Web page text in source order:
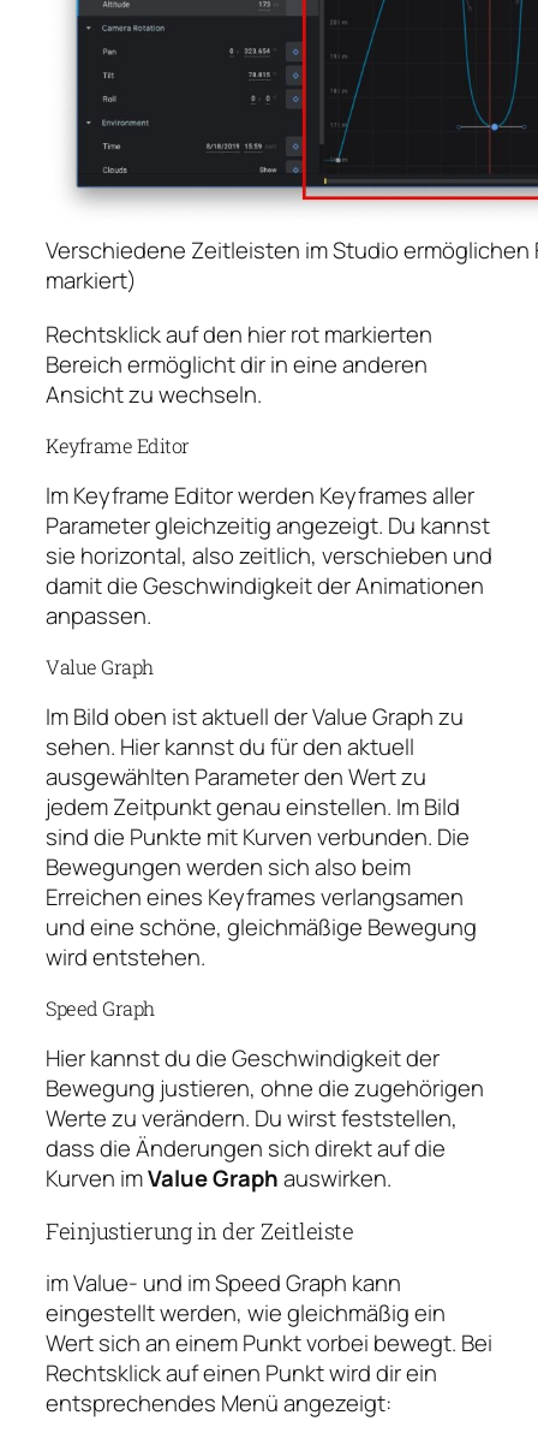
Verschiedene Zeitleisten im Studio
markiert)
Rechtsklick auf den hier rot markierten
Bereich ermöglicht dir in eine anderen
Ansicht zu wechseln.
Keyframe Editor
Im Keyframe Editor werden Keyframes aller
Parameter gleichzeitig angezeigt. Du kannst
sie horizontal, also zeitlich, verschieben und
damit die Geschwindigkeit der Animationen
anpassen.
Value Graph
Im Bild oben ist aktuell der Value Graph zu
sehen. Hier kannst du für den aktuell
ausgewählten Parameter den Wert zu
jedem Zeitpunkt genau einstellen. Im Bild
sind die Punkte mit Kurven verbunden. Die
Bewegungen werden sich also beim
Erreichen eines Keyframes verlangsamen
und eine schöne, gleichmäßige Bewegung
wird entstehen.
Speed Graph
Hier kannst du die Geschwindigkeit der
Bewegung justieren, ohne die zugehörigen
Werte zu verändern. Du wirst feststellen,
dass die Änderungen sich direkt auf die
Kurven imValue Graphauswirken.
Feinjustierung in der Zeitleiste
im Value- und im Speed Graph kann
eingestellt werden, wie gleichmäßig ein
Wert sich an einem Punkt vorbei bewegt. Bei
Rechtsklick auf einen Punkt wird dir ein
entsprechendes Menü angezeigt: